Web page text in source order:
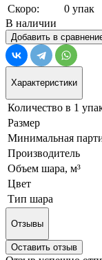
Скоро:
0 упак
В наличии
Добавить в
Характеристики
Количество в 1
Размер
Минимальная
Производитель
Объем шара, м³
Цвет
Тип шара
Отзывы
Оставить отзыв